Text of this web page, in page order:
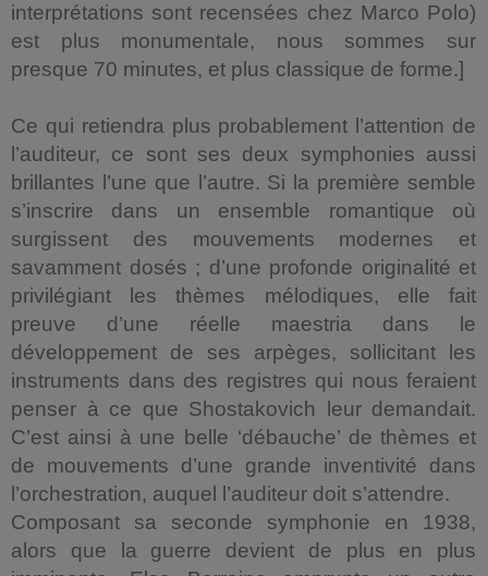
interprétations sont recensées chez Marco Polo)
est plus monumentale, nous sommes sur
presque 70 minutes, et plus classique de forme.]
Ce qui retiendra plus probablement l’attention de
l’auditeur, ce sont ses deux symphonies aussi
brillantes l’une que l’autre. Si la première semble
s’inscrire dans un ensemble romantique où
surgissent des mouvements modernes et
savamment dosés ; d’une profonde originalité et
privilégiant les thèmes mélodiques, elle fait
preuve d’une réelle maestria dans le
développement de ses arpèges, sollicitant les
instruments dans des registres qui nous feraient
penser à ce que Shostakovich leur demandait.
C’est ainsi à une belle ‘débauche’ de thèmes et
de mouvements d’une grande inventivité dans
l’orchestration, auquel l’auditeur doit s’attendre.
Composant sa seconde symphonie en 1938,
alors que la guerre devient de plus en plus